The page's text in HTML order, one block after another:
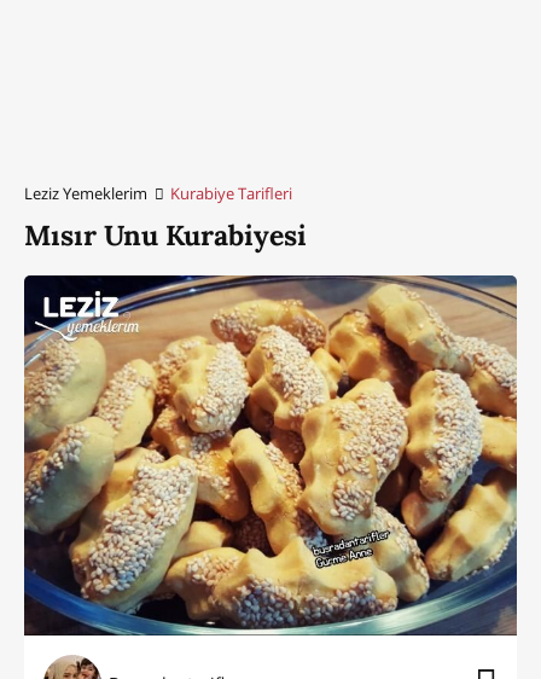
Leziz Yemeklerim Kurabiye Tarifleri
Mısır Unu Kurabiyesi